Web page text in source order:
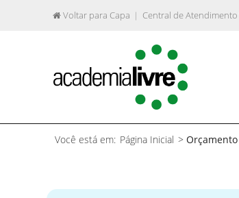
Voltar para Capa Central de Atendimento
Você está em: Página Inicial > Orçamento